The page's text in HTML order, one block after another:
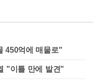
450억에 매물로"
"이틀 만에 발견"